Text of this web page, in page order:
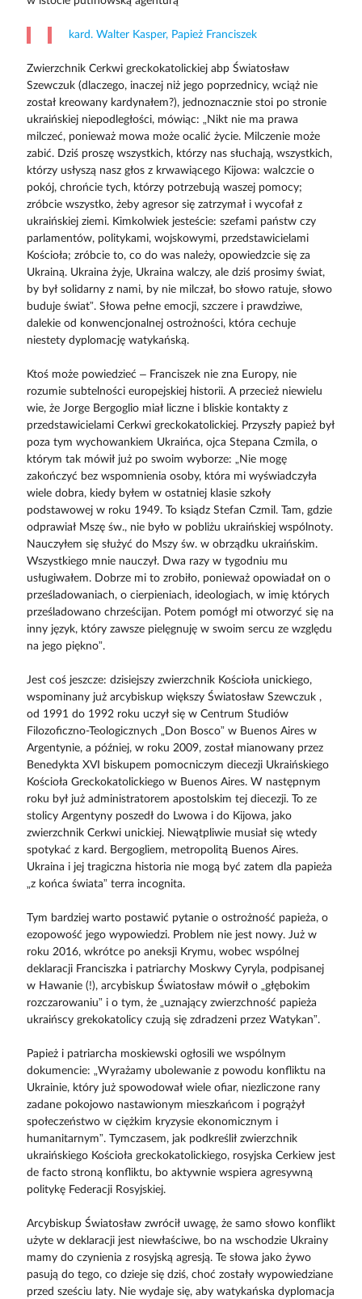
kard. Walter Kasper, Papież Franciszek
Zwierzchnik Cerkwi greckokatolickiej abp Światosław
Szewczuk (dlaczego, inaczej niż jego poprzednicy, wciąż nie
został kreowany kardynałem?), jednoznacznie stoi po stronie
ukraińskiej niepodległości, mówiąc: „Nikt nie ma prawa
milczeć, ponieważ mowa może ocalić życie. Milczenie może
zabić. Dziś proszę wszystkich, którzy nas słuchają, wszystkich,
którzy usłyszą nasz głos z krwawiącego Kijowa: walczcie o
pokój, chrońcie tych, którzy potrzebują waszej pomocy;
zróbcie wszystko, żeby agresor się zatrzymał i wycofał z
ukraińskiej ziemi. Kimkolwiek jesteście: szefami państw czy
parlamentów, politykami, wojskowymi, przedstawicielami
Kościoła; zróbcie to, co do was należy, opowiedzcie się za
Ukrainą. Ukraina żyje, Ukraina walczy, ale dziś prosimy świat,
by był solidarny z nami, by nie milczał, bo słowo ratuje, słowo
buduje świat”. Słowa pełne emocji, szczere i prawdziwe,
dalekie od konwencjonalnej ostrożności, która cechuje
niestety dyplomację watykańską.
Ktoś może powiedzieć – Franciszek nie zna Europy, nie
rozumie subtelności europejskiej historii. A przecież niewielu
wie, że Jorge Bergoglio miał liczne i bliskie kontakty z
przedstawicielami Cerkwi greckokatolickiej. Przyszły papież był
poza tym wychowankiem Ukraińca, ojca Stepana Czmila, o
którym tak mówił już po swoim wyborze: „Nie mogę
zakończyć bez wspomnienia osoby, która mi wyświadczyła
wiele dobra, kiedy byłem w ostatniej klasie szkoły
podstawowej w roku 1949. To ksiądz Stefan Czmil. Tam, gdzie
odprawiał Mszę św., nie było w pobliżu ukraińskiej wspólnoty.
Nauczyłem się służyć do Mszy św. w obrządku ukraińskim.
Wszystkiego mnie nauczył. Dwa razy w tygodniu mu
usługiwałem. Dobrze mi to zrobiło, ponieważ opowiadał on o
prześladowaniach, o cierpieniach, ideologiach, w imię których
prześladowano chrześcijan. Potem pomógł mi otworzyć się na
inny język, który zawsze pielęgnuję w swoim sercu ze względu
na jego piękno”.
Jest coś jeszcze: dzisiejszy zwierzchnik Kościoła unickiego,
wspominany już arcybiskup większy Światosław Szewczuk ,
od 1991 do 1992 roku uczył się w Centrum Studiów
Filozoficzno-Teologicznych „Don Bosco” w Buenos Aires w
Argentynie, a później, w roku 2009, został mianowany przez
Benedykta XVI biskupem pomocniczym diecezji Ukraińskiego
Kościoła Greckokatolickiego w Buenos Aires. W następnym
roku był już administratorem apostolskim tej diecezji. To ze
stolicy Argentyny poszedł do Lwowa i do Kijowa, jako
zwierzchnik Cerkwi unickiej. Niewątpliwie musiał się wtedy
spotykać z kard. Bergogliem, metropolitą Buenos Aires.
Ukraina i jej tragiczna historia nie mogą być zatem dla papieża
„z końca świata” terra incognita.
Tym bardziej warto postawić pytanie o ostrożność papieża, o
ezopowość jego wypowiedzi. Problem nie jest nowy. Już w
roku 2016, wkrótce po aneksji Krymu, wobec wspólnej
deklaracji Franciszka i patriarchy Moskwy Cyryla, podpisanej
w Hawanie (!), arcybiskup Światosław mówił o „głębokim
rozczarowaniu” i o tym, że „uznający zwierzchność papieża
ukraińscy grekokatolicy czują się zdradzeni przez Watykan”.
Papież i patriarcha moskiewski ogłosili we wspólnym
dokumencie: „Wyrażamy ubolewanie z powodu konfliktu na
Ukrainie, który już spowodował wiele ofiar, niezliczone rany
zadane pokojowo nastawionym mieszkańcom i pogrążył
społeczeństwo w ciężkim kryzysie ekonomicznym i
humanitarnym”. Tymczasem, jak podkreślił zwierzchnik
ukraińskiego Kościoła greckokatolickiego, rosyjska Cerkiew jest
de facto stroną konfliktu, bo aktywnie wspiera agresywną
politykę Federacji Rosyjskiej.
Arcybiskup Światosław zwrócił uwagę, że samo słowo konflikt
użyte w deklaracji jest niewłaściwe, bo na wschodzie Ukrainy
mamy do czynienia z rosyjską agresją. Te słowa jako żywo
pasują do tego, co dzieje się dziś, choć zostały wypowiedziane
przed sześciu laty. Nie wydaje się, aby watykańska dyplomacja